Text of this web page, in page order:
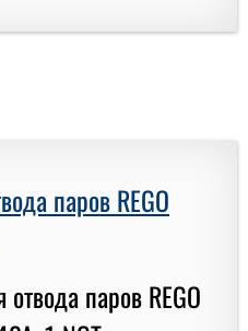
паров REGO